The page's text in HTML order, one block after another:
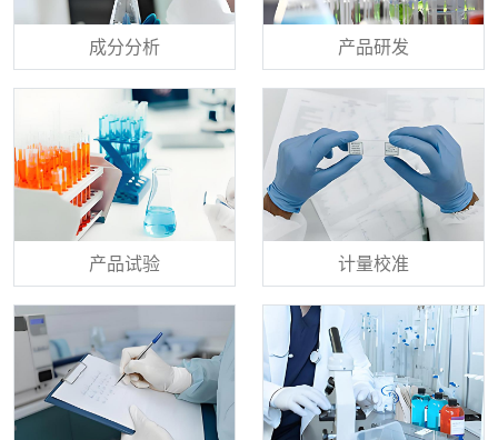
成分分析 产品研发
产品试验 计量校准